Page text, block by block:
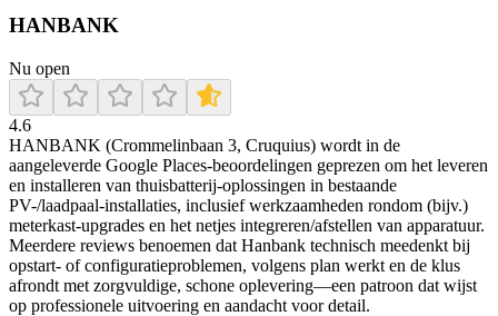
HANBANK
Nu open
4.6
HANBANK (Crommelinbaan 3, Cruquius) wordt in de
aangeleverde Google Places-beoordelingen geprezen om het leveren
en installeren van thuisbatterij-oplossingen in bestaande
PV-/laadpaal-installaties, inclusief werkzaamheden rondom (bijv.)
meterkast-upgrades en het netjes integreren/afstellen van apparatuur.
Meerdere reviews benoemen dat Hanbank technisch meedenkt bij
opstart- of configuratieproblemen, volgens plan werkt en de klus
afrondt met zorgvuldige, schone oplevering—een patroon dat wijst
op professionele uitvoering en aandacht voor detail.